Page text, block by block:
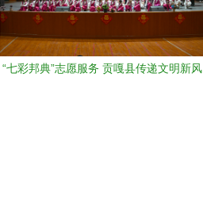
“七彩邦典”志愿服务 贡嘎县传递文明新风